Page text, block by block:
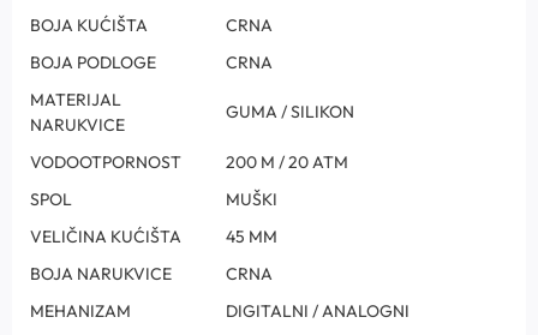
BOJA KUĆIŠTA
CRNA
BOJA PODLOGE
CRNA
MATERIJAL
NARUKVICE
GUMA / SILIKON
VODOOTPORNOST
200 M / 20 ATM
SPOL
MUŠKI
VELIČINA KUĆIŠTA
45 MM
BOJA NARUKVICE
CRNA
MEHANIZAM
DIGITALNI / ANALOGNI